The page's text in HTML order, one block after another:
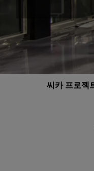
씨카 프로젝